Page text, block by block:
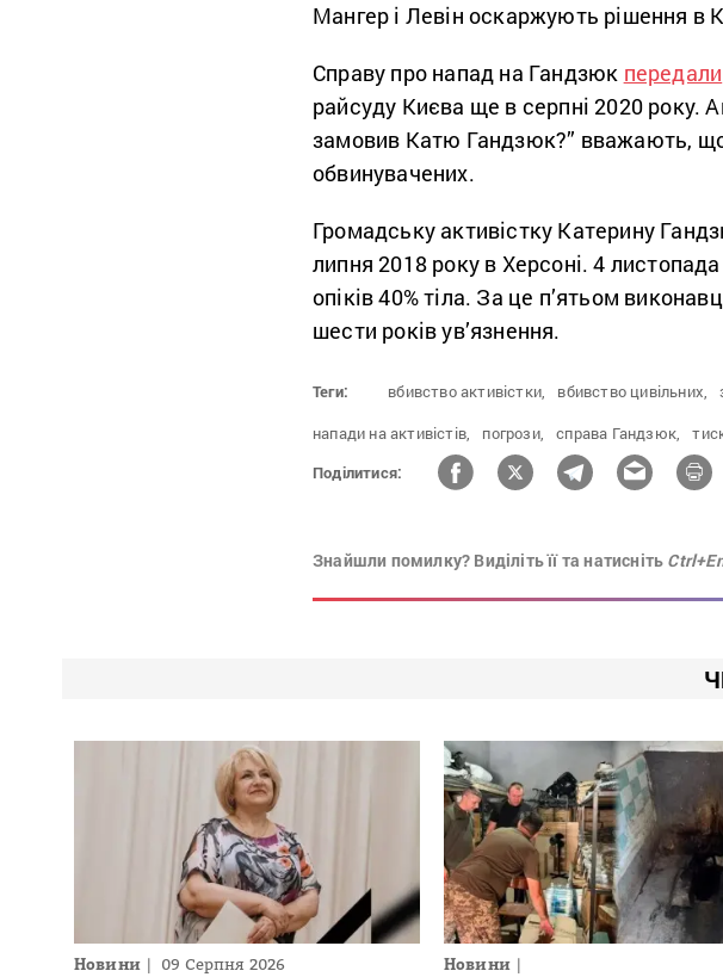
Мангер і Левін оскаржують рішення в
Справу про напад на Гандзюк передали
райсуду Києва ще в серпні 2020 року.
замовив Катю Гандзюк?” вважають,
обвинувачених.
Громадську активістку Катерину
липня 2018 року в Херсоні. 4
опіків 40% тіла. За це п’ятьом
шести років ув’язнення.
Теги: вбивство активістки, вбивство цивільних,
напади на активістів,
погрози, справа Гандзюк,
Поділитися:
Знайшли помилку? Виділіть її та натисніть
Новини 09 Серпня 2026 Новини